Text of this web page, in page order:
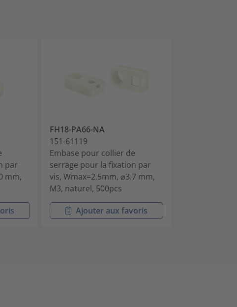
par
mm,
FH18-PA66-NA
151-61119
Embase pour collier de
serrage pour la fixation par
vis, Wmax=2.5mm, ⌀3.7 mm,
M3, naturel, 500pcs
Ajouter aux favoris